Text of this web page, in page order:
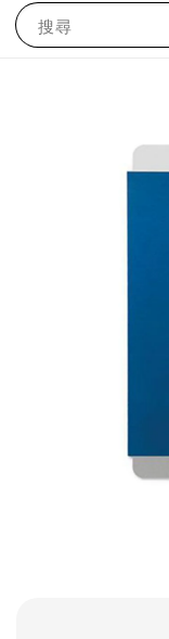
搜尋